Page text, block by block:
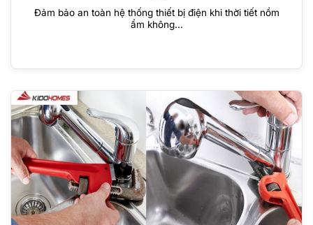
Đảm bảo an toàn hệ thống thiết bị điện khi thời tiết nồm
ẩm không...